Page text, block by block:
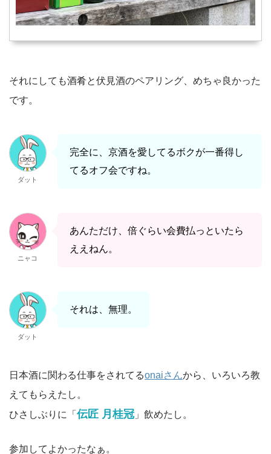
それにしても酒肴と伏見酒のペアリング、めちゃ良かった
です。
ダット
完全に、京酒を愛してるボクが一番得し
てるオフ会ですね。
ニャコ
あんただけ、倍ぐらい会費払っといたら
ええねん。
ダット
それは、無理。
日本酒に関わる仕事をされてるonaiさんから、いろいろ教
えてもらえたし。
ひさしぶりに「 伝匠 月桂冠」飲めたし。
参加してよかったなぁ。